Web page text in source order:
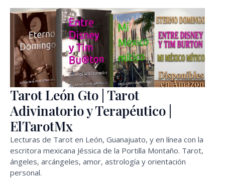
contenido
Tarot León Gto | Tarot
Adivinatorio y Terapéutico |
ElTarotMx
Lecturas de Tarot en León, Guanajuato, y en línea con la
escritora mexicana Jéssica de la Portilla Montaño. Tarot,
ángeles, arcángeles, amor, astrología y orientación
personal.